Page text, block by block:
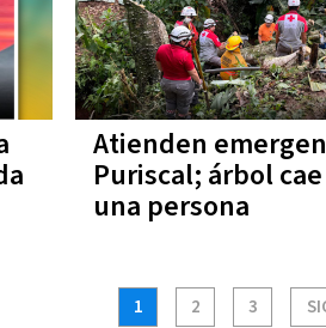
Atienden
Puriscal; árbol
una persona
1 2 3